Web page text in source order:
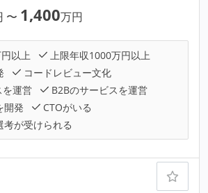
〜 1,400万円
以上
上限年収1000万円以上
コードレビュー文化
を運営
B2Bのサービスを運営
開発
CTOがいる
考が受けられる